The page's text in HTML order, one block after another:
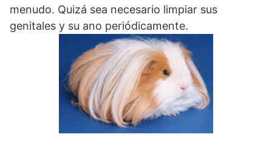
menudo. Quizá sea necesario limpiar sus
genitales y su ano periódicamente.